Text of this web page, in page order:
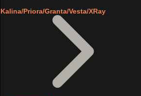
Kalina/Priora/Granta/Vesta/XRay